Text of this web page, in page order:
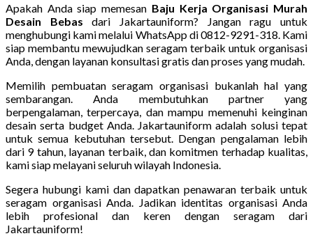
Apakah Anda siap memesan Baju Kerja Organisasi Murah
Desain Bebas dari Jakartauniform? Jangan ragu untuk
menghubungi kami melalui WhatsApp di 0812-9291-318. Kami
siap membantu mewujudkan seragam terbaik untuk organisasi
Anda, dengan layanan konsultasi gratis dan proses yang mudah.
Memilih pembuatan seragam organisasi bukanlah hal yang
sembarangan. Anda membutuhkan partner yang
berpengalaman, terpercaya, dan mampu memenuhi keinginan
desain serta budget Anda. Jakartauniform adalah solusi tepat
untuk semua kebutuhan tersebut. Dengan pengalaman lebih
dari 9 tahun, layanan terbaik, dan komitmen terhadap kualitas,
kami siap melayani seluruh wilayah Indonesia.
Segera hubungi kami dan dapatkan penawaran terbaik untuk
seragam organisasi Anda. Jadikan identitas organisasi Anda
lebih profesional dan keren dengan seragam dari
Jakartauniform!